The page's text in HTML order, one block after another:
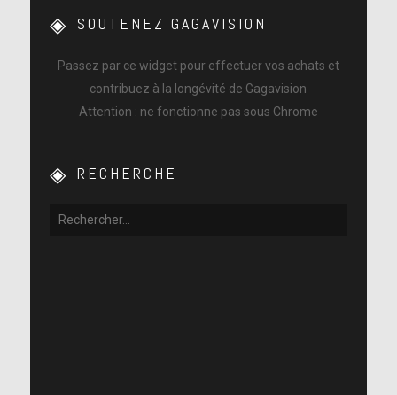
SOUTENEZ GAGAVISION
Passez par ce widget pour effectuer vos achats et
contribuez à la longévité de Gagavision
Attention : ne fonctionne pas sous Chrome
RECHERCHE